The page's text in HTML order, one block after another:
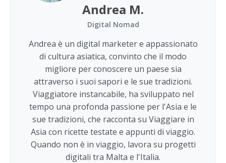
Andrea M.
Digital Nomad
Andrea è un digital marketer e appassionato
di cultura asiatica, convinto che il modo
migliore per conoscere un paese sia
attraverso i suoi sapori e le sue tradizioni.
Viaggiatore instancabile, ha sviluppato nel
tempo una profonda passione per l'Asia e le
sue tradizioni, che racconta su Viaggiare in
Asia con ricette testate e appunti di viaggio.
Quando non è in viaggio, lavora su progetti
digitali tra Malta e l'Italia.